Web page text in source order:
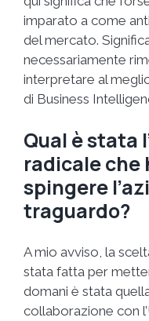
imparato a come
del mercato.
necessariamente
interpretare al
di Business
Qual è stata
radicale che
spingere
traguardo?
A mio avviso, la
stata fatta per
domani è stata
collaborazione con